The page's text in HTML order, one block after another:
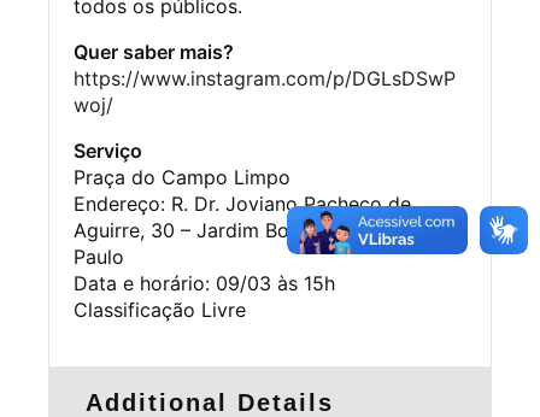
todos os públicos.
Quer saber mais?
https://www.instagram.com/p/DGLsDSwP
woj/
Serviço
Praça do Campo Limpo
Endereço: R. Dr. Joviano Pacheco de
Aguirre, 30 – Jardim Bom Refúgio, São
Paulo
Data e horário: 09/03 às 15h
Classificação Livre
Additional Details